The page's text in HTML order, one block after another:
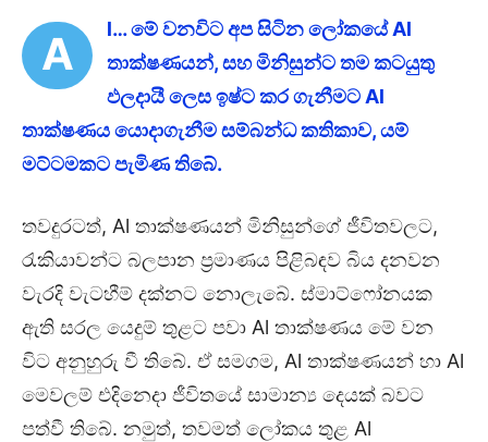
A
l… මේ වනවිට අප සිටින ලෝකයේ Al
තාක්ෂණයන්, සහ මිනිසුන්ට තම කටයුතු
ඵලදායී ලෙස ඉෂ්ට කර ගැනීමට Al
තාක්ෂණය යොදාගැනීම සම්බන්ධ කතිකාව, යම්
මට්ටමකට පැමිණ තිබේ.
තවදුරටත්, Al තාක්ෂණයන් මිනිසුන්ගේ ජීවිතවලට,
රැකියාවන්ට බලපාන ප්‍රමාණය පිළිබඳව බිය දනවන
වැරදි වැටහීම් දක්නට නොලැබේ. ස්මාට්ෆෝනයක
ඇති සරල යෙදුම් තුළට පවා Al තාක්ෂණය මේ වන
විට අනුහුරු වී තිබේ. ඒ සමගම, Al තාක්ෂණයන් හා Al
මෙවලම් එදිනෙදා ජීවිතයේ සාමාන්‍ය දෙයක් බවට
පත්වී තිබේ. නමුත්, තවමත් ලෝකය තුළ Al